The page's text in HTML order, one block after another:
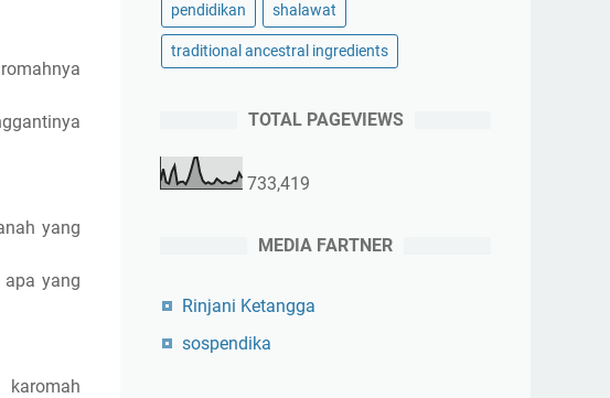
yang
yang
pendidikan shalawat
traditional ancestral ingredients
TOTAL PAGEVIEWS
733,419
MEDIA FARTNER
Rinjani Ketangga
sospendika